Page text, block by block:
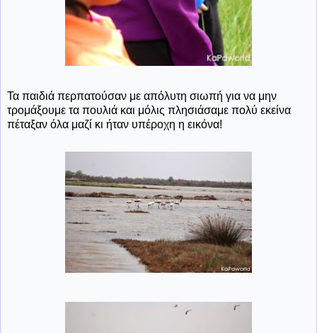
Τα παιδιά περπατούσαν με απόλυτη σιωπή για να μην
τρομάξουμε τα πουλιά και μόλις πλησιάσαμε πολύ εκείνα
πέταξαν όλα μαζί κι ήταν υπέροχη η εικόνα!